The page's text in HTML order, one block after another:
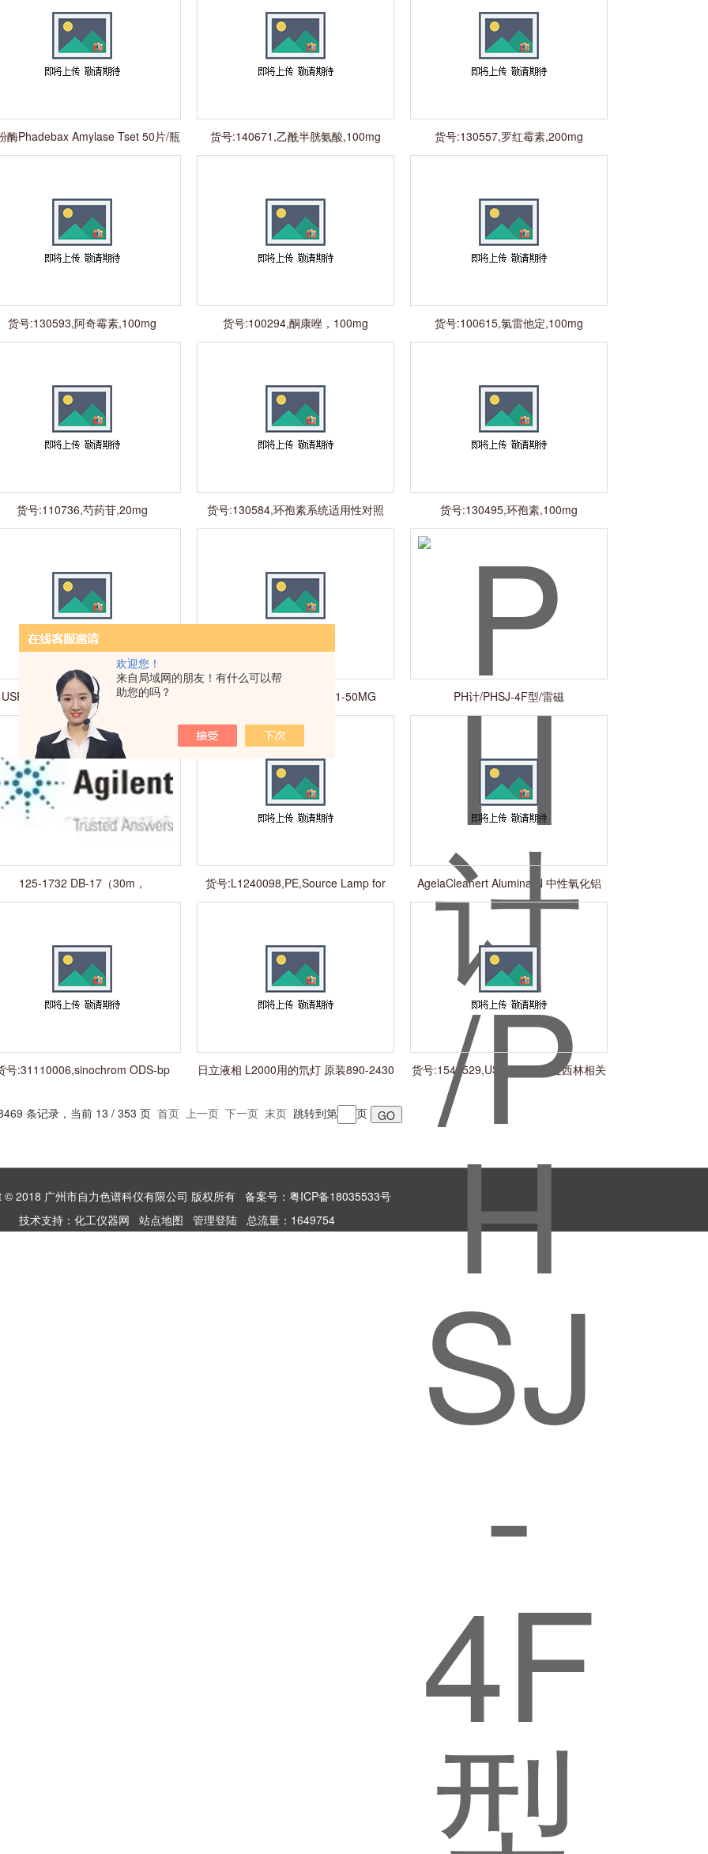
欢迎您！
来自局域网的朋友！有什么可以帮
助您的吗？
酶Phadebax Amylase Tset 50片/瓶 货号:140671,乙酰半胱氨酸,100mg 货号:130557,罗红霉素,200mg
货号:130593,阿奇霉素,100mg 货号:100294,酮康唑，100mg 货号:100615,氯雷他定,100mg
货号:110736,芍药苷,20mg
货号:130584,环孢素系统适用性对照
品,50mg
货号:130495,环孢素,100mg
USP 1556008-200MG 1348907-
200MG
CHEM 联苯肼酯 N-11201-50MG PH计/PHSJ-4F型/雷磁
125-1732 DB-17（30m，
0.53mm,1.00um）
货号:L1240098,PE,Source Lamp for
Spectrum One NTS/
AgelaCleanert Alumina N 中性氧化铝
AL0003-N
号:31110006,sinochrom ODS-bp
日立液相 L2000用的氘灯 原装890-2430
货号:1541529,USP,25mg,哌拉西林相关
条记录，当前 13 / 353 页 首页 上一页 下一页 末页 跳转到第 页
© 2018 广州市自力色谱科仪有限公司 版权所有 备案号：粤ICP备18035533号
技术支持： 化工仪器网 站点地图 管理登陆 总流量：1649754